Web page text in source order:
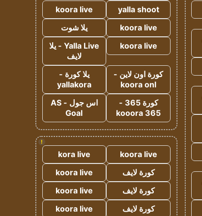
yalla shoot
koora live
koora live
يلا شوت
koora live
Yalla Live - يلا
لايف
كورة اون لاين -
koora onl
يلا كورة -
yallakora
كورة 365 -
kooora 365
اس جول - AS
Goal
!
koora live
kora live
كورة لايف
koora live
كورة لايف
koora live
كورة لايف
koora live